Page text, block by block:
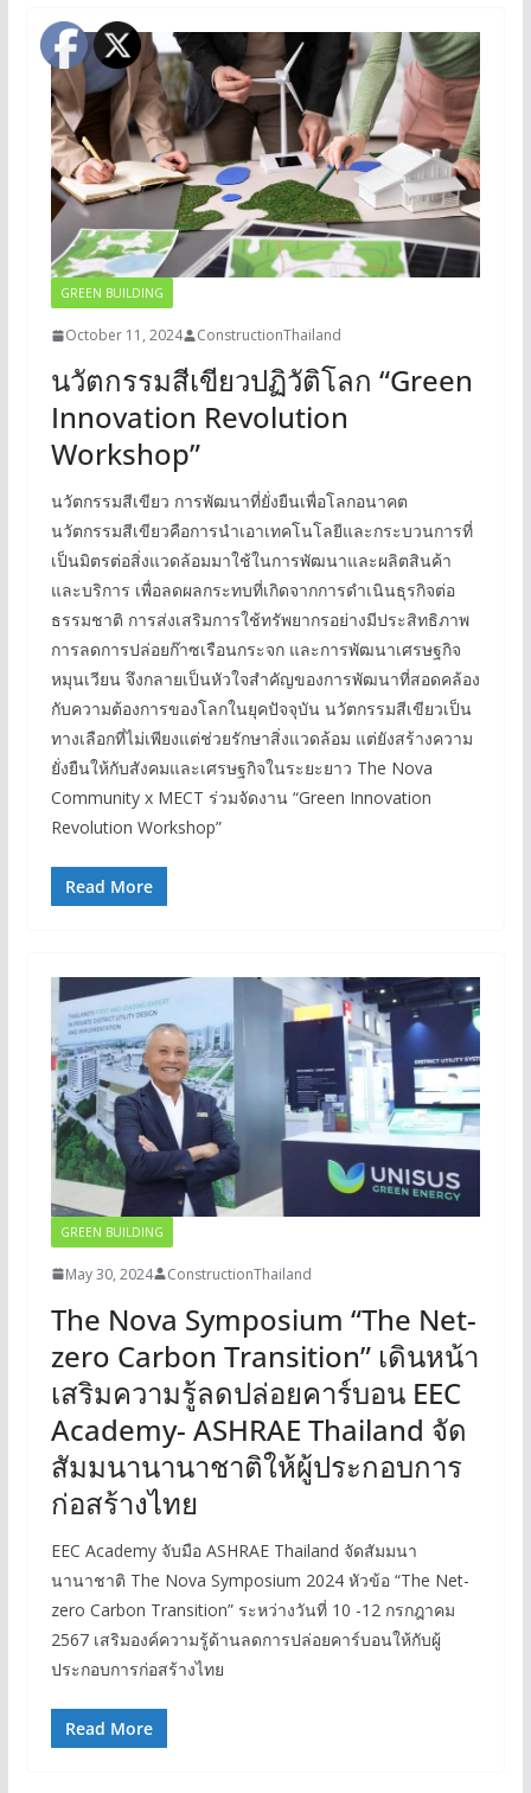
GREEN BUILDING
October 11, 2024 ConstructionThailand
นวัตกรรมสีเขียวปฏิวัติโลก “Green
Innovation Revolution
Workshop”
นวัตกรรมสีเขียว การพัฒนาที่ยั่งยืนเพื่อโลกอนาคต
นวัตกรรมสีเขียวคือการนำเอาเทคโนโลยีและกระบวนการที่
เป็นมิตรต่อสิ่งแวดล้อมมาใช้ในการพัฒนาและผลิตสินค้า
และบริการ เพื่อลดผลกระทบที่เกิดจากการดำเนินธุรกิจต่อ
ธรรมชาติ การส่งเสริมการใช้ทรัพยากรอย่างมีประสิทธิภาพ
การลดการปล่อยก๊าซเรือนกระจก และการพัฒนาเศรษฐกิจ
หมุนเวียน จึงกลายเป็นหัวใจสำคัญของการพัฒนาที่สอดคล้อง
กับความต้องการของโลกในยุคปัจจุบัน นวัตกรรมสีเขียวเป็น
ทางเลือกที่ไม่เพียงแต่ช่วยรักษาสิ่งแวดล้อม แต่ยังสร้างความ
ยั่งยืนให้กับสังคมและเศรษฐกิจในระยะยาว The Nova
Community x MECT ร่วมจัดงาน “Green Innovation
Revolution Workshop”
Read More
GREEN BUILDING
May 30, 2024 ConstructionThailand
The Nova Symposium “The Net-
zero Carbon Transition” เดินหน้า
เสริมความรู้ลดปล่อยคาร์บอน EEC
Academy- ASHRAE Thailand จัด
สัมมนานานาชาติให้ผู้ประกอบการ
ก่อสร้างไทย
EEC Academy จับมือ ASHRAE Thailand จัดสัมมนา
นานาชาติ The Nova Symposium 2024 หัวข้อ “The Net-
zero Carbon Transition” ระหว่างวันที่ 10 -12 กรกฎาคม
2567 เสริมองค์ความรู้ด้านลดการปล่อยคาร์บอนให้กับผู้
ประกอบการก่อสร้างไทย
Read More